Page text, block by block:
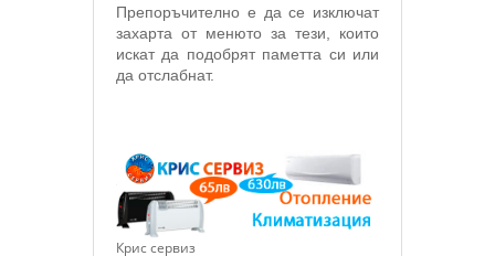
Препоръчително е да се изключат
захарта от менюто за тези, които
искат да подобрят паметта си или
да отслабнат.
Крис сервиз